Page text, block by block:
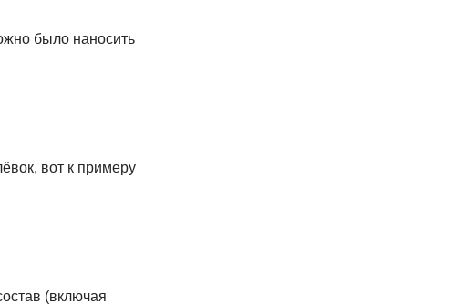
было наносить
вот к примеру
(включая